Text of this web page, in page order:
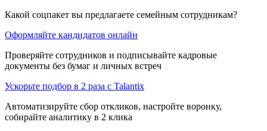
Какой соцпакет вы предлагаете семейным сотрудникам?
Оформляйте кандидатов онлайн
Проверяйте сотрудников и подписывайте кадровые
документы без бумаг и личных встреч
Ускорьте подбор в 2 раза с Talantix
Автоматизируйте сбор откликов, настройте воронку,
собирайте аналитику в 2 клика